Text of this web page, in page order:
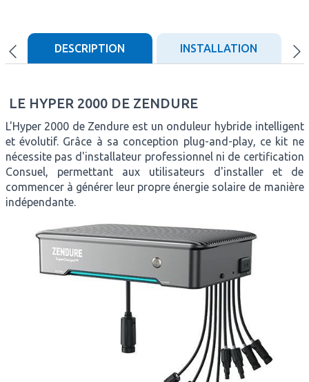
DESCRIPTION INSTALLATION
LE HYPER 2000 DE ZENDURE
L'Hyper 2000 de Zendure est un onduleur hybride intelligent
et évolutif. Grâce à sa conception plug-and-play, ce kit ne
nécessite pas d'installateur professionnel ni de certification
Consuel, permettant aux utilisateurs d'installer et de
commencer à générer leur propre énergie solaire de manière
indépendante.